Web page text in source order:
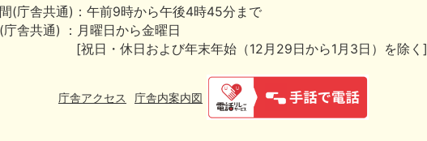
(庁舎共通)：午前9時から午後4時45分まで
庁舎共通) ：月曜日から金曜日
[祝日・休日および年末年始（12月29日から1月3日）を除く]
庁舎アクセス 庁舎内案内図